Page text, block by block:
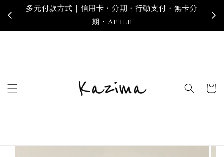
多元付款方式｜信用卡・分期・行動支付・無卡分
期・AFTEE
寄